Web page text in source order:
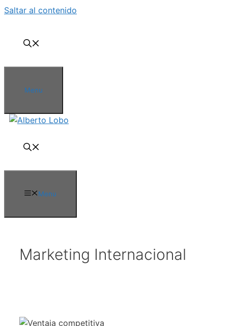
Saltar al contenido
Menu
Menu
Marketing Internacional